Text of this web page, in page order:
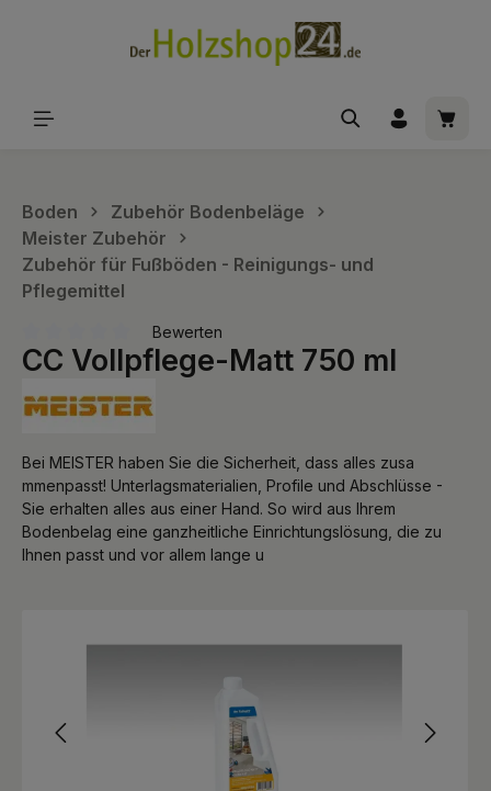
Boden
Zubehör Bodenbeläge
Meister Zubehör
Zubehör für Fußböden - Reinigungs- und
Pflegemittel
Durchschnittliche Bewertung von 0 von 5 Sternen
Bewerten
CC Vollpflege-Matt 750 ml
Bei MEISTER haben Sie die Sicherheit, dass alles zusa
mmenpasst! Unterlagsmaterialien, Profile und Abschlüsse -
Sie erhalten alles aus einer Hand. So wird aus Ihrem
Bodenbelag eine ganzheitliche Einrichtungslösung, die zu
Ihnen passt und vor allem lange u